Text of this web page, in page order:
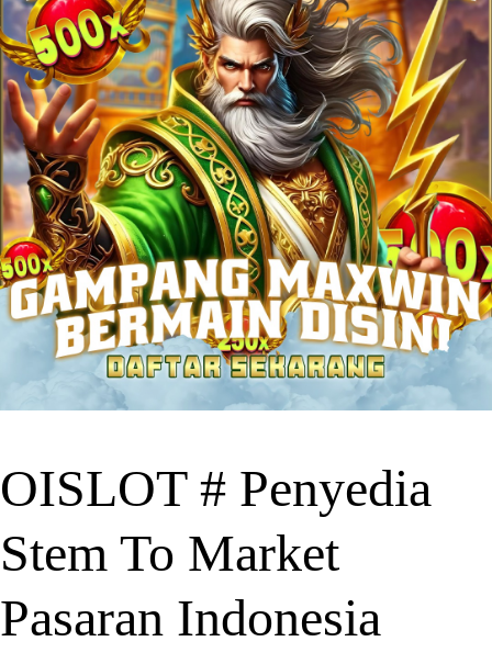
OISLOT # Penyedia
Stem To Market
Pasaran Indonesia